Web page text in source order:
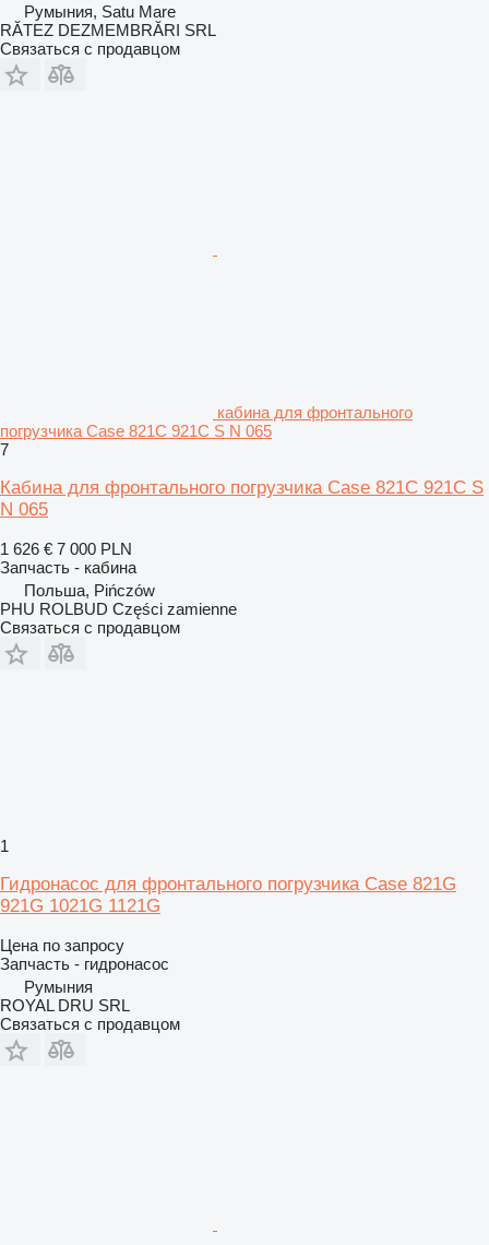
Румыния, Satu Mare
RĂTEZ DEZMEMBRĂRI SRL
Связаться с продавцом
кабина для фронтального
погрузчика Case 821C 921C S N 065
7
Кабина для фронтального погрузчика Case 821C 921C S
N 065
1 626 € 7 000 PLN
Запчасть - кабина
Польша, Pińczów
PHU ROLBUD Części zamienne
Связаться с продавцом
1
Гидронасос для фронтального погрузчика Case 821G
921G 1021G 1121G
Цена по запросу
Запчасть - гидронасос
Румыния
ROYAL DRU SRL
Связаться с продавцом